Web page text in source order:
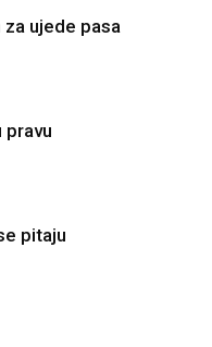
za ujede pasa
pravu
pitaju